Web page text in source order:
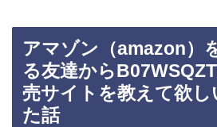
アマゾン（amazon）
る友達から
売サイトを教えて欲
た話